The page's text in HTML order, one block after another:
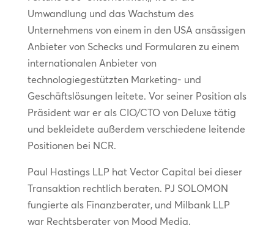
Umwandlung und das Wachstum des
Unternehmens von einem in den USA ansässigen
Anbieter von Schecks und Formularen zu einem
internationalen Anbieter von
technologiegestützten Marketing- und
Geschäftslösungen leitete. Vor seiner Position als
Präsident war er als CIO/CTO von Deluxe tätig
und bekleidete außerdem verschiedene leitende
Positionen bei NCR.
Paul Hastings LLP hat Vector Capital bei dieser
Transaktion rechtlich beraten. PJ SOLOMON
fungierte als Finanzberater, und Milbank LLP
war Rechtsberater von Mood Media.